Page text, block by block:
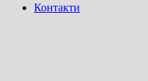
Контакти